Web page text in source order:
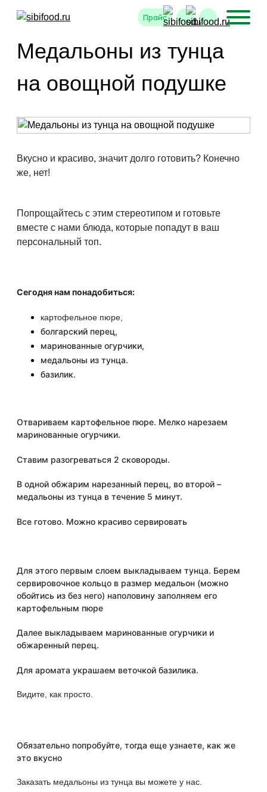
Прайс
Медальоны из тунца
на овощной подушке
Вкусно и красиво, значит долго готовить? Конечно
же, нет!
Попрощайтесь с этим стереотипом и готовьте
вместе с нами блюда, которые попадут в ваш
персональный топ.
Сегодня нам понадобиться:
картофельное пюре,
болгарский перец,
маринованные огурчики,
медальоны из тунца.
базилик.
Отвариваем картофельное пюре. Мелко нарезаем
маринованные огурчики.
Ставим разогреваться 2 сковороды.
В одной обжарим нарезанный перец, во второй –
медальоны из тунца в течение 5 минут.
Все готово. Можно красиво сервировать
Для этого первым слоем выкладываем тунца. Берем
сервировочное кольцо в размер медальон (можно
обойтись из без него) наполовину заполняем его
картофельным пюре
Далее выкладываем маринованные огурчики и
обжаренный перец.
Для аромата украшаем веточкой базилика.
Видите, как просто.
Обязательно попробуйте, тогда еще узнаете, как же
это вкусно
Заказать медальоны из тунца вы можете у нас.
Технические (обязательные) файлы
Всегда
Технические (обязательные) файлы cookie
и не подлежат отключению. Эти файлы cookie не
сохраняют какую-либо информацию о пользователе
Аналитические файлы cookie используются для
оценки поведения пользователей на сайте. Эти
пользователей.
Рекламные файлы cookie используются для целей
маркетинга и улучшения качества рекламы. Эти
файлы cookie помогают обеспечить максимально
высокую точность и ценность содержания